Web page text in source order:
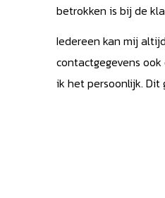
betrokken is bij de
Iedereen kan mij
contactgegevens
ik het persoonlijk. Dit